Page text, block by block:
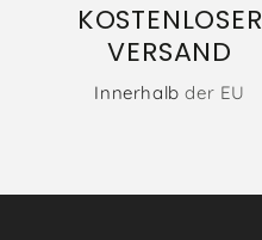
KOSTENLOSER
VERSAND
Innerhalb der EU